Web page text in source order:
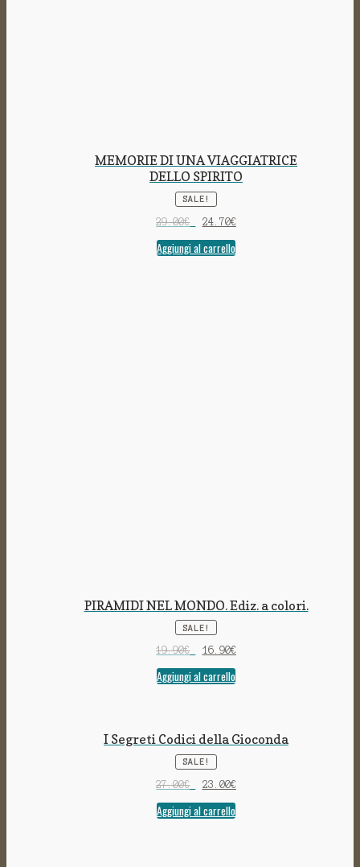
MEMORIE DI UNA VIAGGIATRICE
DELLO SPIRITO
SALE!
29.00€ 24.70€
Aggiungi al carrello
PIRAMIDI NEL MONDO. Ediz. a colori.
SALE!
19.90€ 16.90€
Aggiungi al carrello
I Segreti Codici della Gioconda
SALE!
27.00€ 23.00€
Aggiungi al carrello